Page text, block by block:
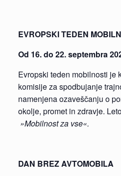
EVROPSKI TEDEN
Od 16. do 22. septembra
Evropski teden mobilnosti je
komisije za spodbujanje
namenjena ozaveščanju o
okolje, promet in zdravje.
»Mobilnost za vse«.
DAN BREZ AVTOMOBILA